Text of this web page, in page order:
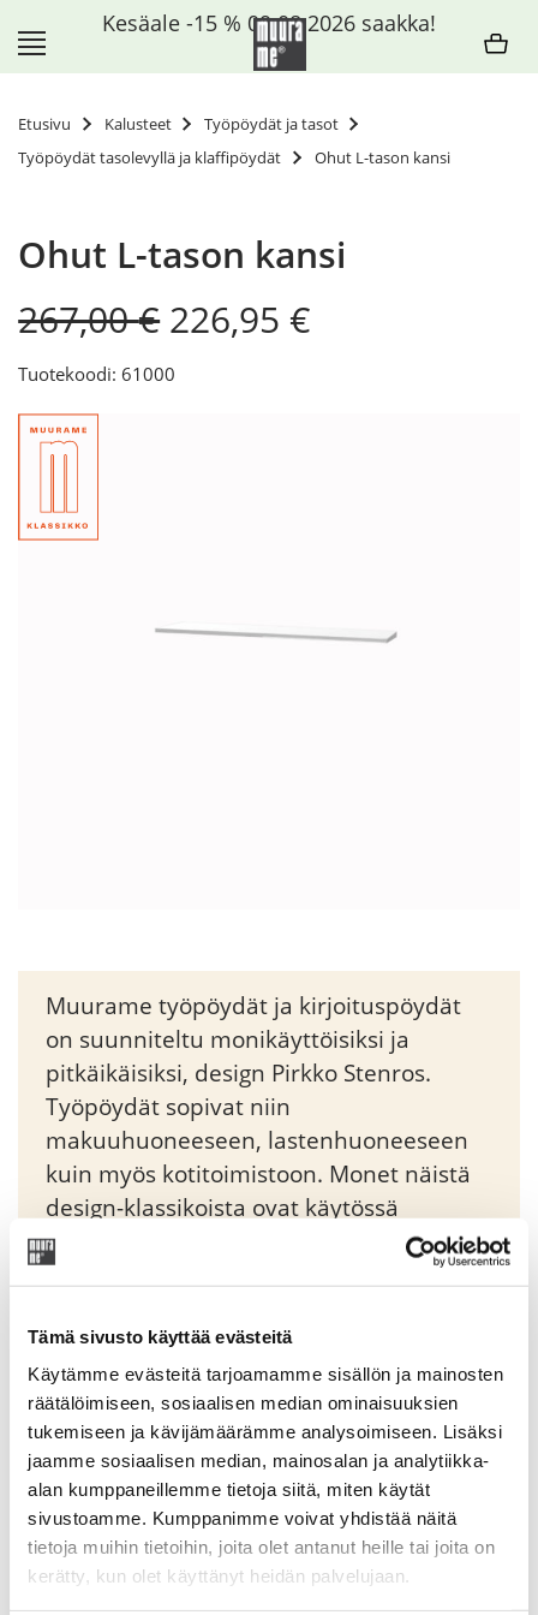
Tämä sivusto käyttää evästeitä
Käytämme evästeitä tarjoamamme sisällön ja mainosten
räätälöimiseen, sosiaalisen median ominaisuuksien
tukemiseen ja kävijämäärämme analysoimiseen. Lisäksi
jaamme sosiaalisen median, mainosalan ja analytiikka-
alan kumppaneillemme tietoja siitä, miten käytät
sivustoamme. Kumppanimme voivat yhdistää näitä
tietoja muihin tietoihin, joita olet antanut heille tai joita on
kerätty, kun olet käyttänyt heidän palvelujaan.
sisältöön
Etusivu Kalusteet
Työpöydät ja tasot
Työpöydät tasolevyllä ja klaffipöydät
Ohut L-tason kansi
Ohut L-tason kansi
267,00€ Original
price
was:
267,00 €.
226,95 €
Tuotekoodi: 61000
Muurame työpöydät ja kirjoituspöydät
on suunniteltu monikäyttöisiksi ja
pitkäikäisiksi, design Pirkko Stenros.
Työpöydät sopivat niin
makuuhuoneeseen, lastenhuoneeseen
kuin myös kotitoimistoon. Monet näistä
design-klassikoista ovat käytössä
toisessa, joskus jopa kolmannessa
polvessa. Muuramen työpöydät ja
klassista tyylikkyyttä.
267,00€
Original
price
was:
267,00 €.
226,95€
Current
price
is:
226,95 €.
Tuotekoodi: 61000
Kesäale -15 % 09.08.2026 saakka!